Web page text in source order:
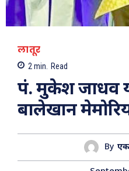
लातूर
2min. Read
पं. मुकेश जाधव
बालेखान
By